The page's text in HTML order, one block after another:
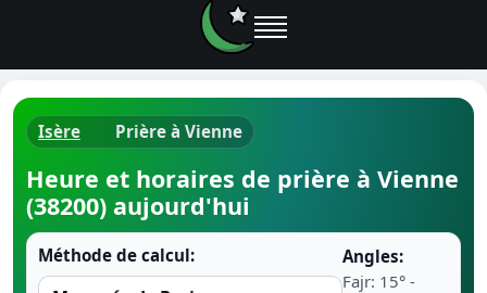
Horaires
Ramadan
Isère Prière à Vienne
Heure et horaires de prière à Vienne
(38200) aujourd'hui
Méthode de calcul:
Angles:
Fajr: 15° -